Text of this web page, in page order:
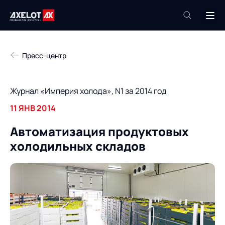
Техподдержка
Компания
Продукты
Роботизация
База знаний
Пресс-центр
Проекты
Контакты
О компании
Пресс-центр
Журнал «Империя холода», N1 за 2014 год
11 ЯНВ 2014
Автоматизация продуктовых
холодильных складов